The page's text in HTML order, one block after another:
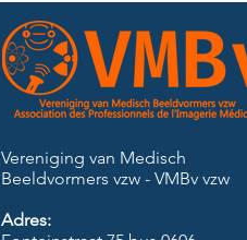
Vereniging van Medisch
Beeldvormers vzw - VMBv vzw
Adres: